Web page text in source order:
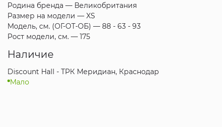
Родина бренда — Великобритания
Размер на модели — XS
Модель, см. (ОГ-ОТ-ОБ) — 88 - 63 - 93
Рост модели, см. — 175
Наличие
Discount Hall - ТРК Меридиан, Краснодар
Мало